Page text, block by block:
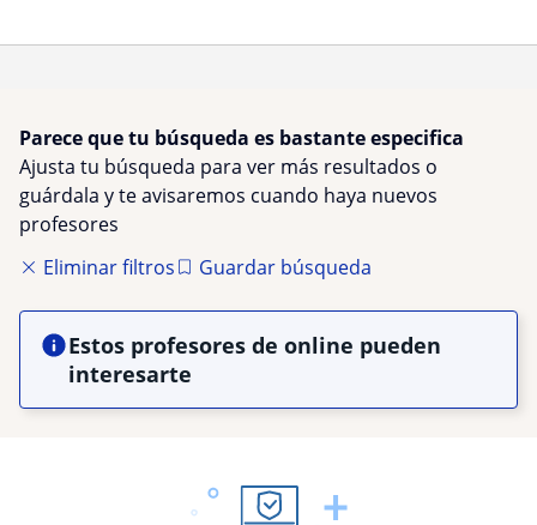
Parece que tu búsqueda es bastante especifica
Ajusta tu búsqueda para ver más resultados o
guárdala y te avisaremos cuando haya nuevos
profesores
Eliminar filtros
Guardar búsqueda
Estos profesores de online pueden
interesarte